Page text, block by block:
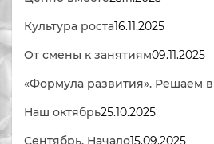
Культура роста16.11.2025
От смены к занятиям09.11.2025
«Формула развития». Решаем в
Наш октябрь25.10.2025